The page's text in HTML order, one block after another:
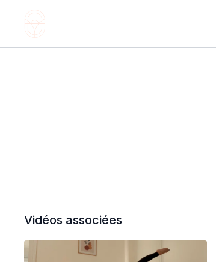
Vidéos associées